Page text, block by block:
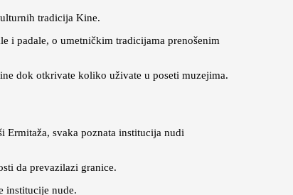
tradicija Kine.
i padale, o umetničkim tradicijama prenošenim
dok otkrivate koliko uživate u poseti muzejima.
svaka poznata institucija nudi
da prevazilazi granice.
institucije nude.